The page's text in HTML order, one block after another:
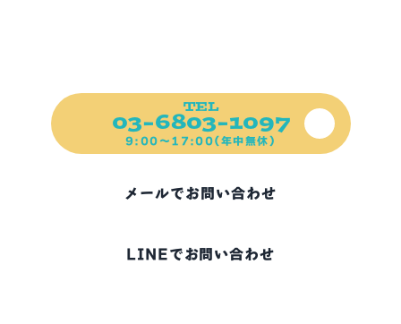
TEL
03-6803-1097
9:00～17:00(年中無休)
メールでお問い合わせ
LINEでお問い合わせ